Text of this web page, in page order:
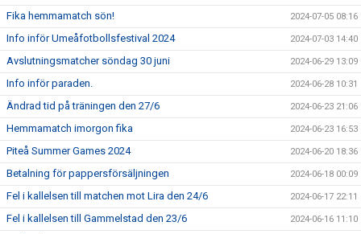
Fika hemmamatch sön! 2024-07-05 08:16
Info inför Umeåfotbollsfestival 2024 2024-07-03 14:40
Avslutningsmatcher söndag 30 juni 2024-06-29 13:09
Info inför paraden. 2024-06-28 10:31
Ändrad tid på träningen den 27/6 2024-06-23 21:06
Hemmamatch imorgon fika 2024-06-23 16:53
Piteå Summer Games 2024 2024-06-20 18:36
Betalning för pappersförsäljningen 2024-06-18 00:09
Fel i kallelsen till matchen mot Lira den 24/6 2024-06-17 22:11
Fel i kallelsen till Gammelstad den 23/6 2024-06-16 11:10